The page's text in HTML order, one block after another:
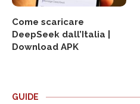
Come scaricare
DeepSeek dall’Italia |
Download APK
GUIDE